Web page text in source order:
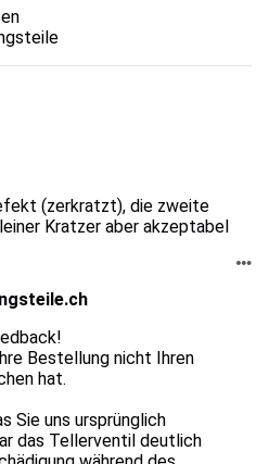
(zerkratzt), die zweite
Kratzer aber akzeptabel
Bestellung nicht Ihren
hat.
Sie uns ursprünglich
das Tellerventil deutlich